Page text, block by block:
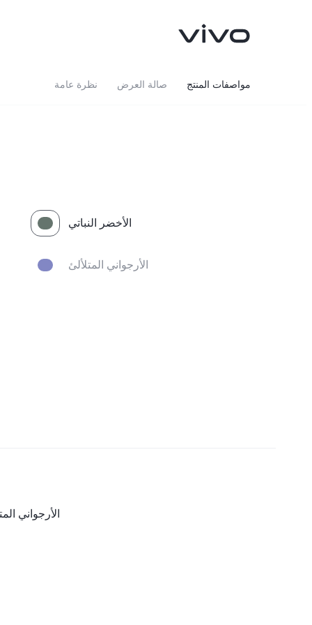
V40 Lite 4G جديد
نظرة عامة صالة العرض مواصفات المنتج
الأخضر النباتي
الأرجواني المتلألئ
الأرجواني